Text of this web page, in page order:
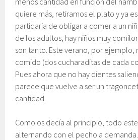
quiere más, retiramos el plato y ya
partidaria de obligar a comer a un
de los adultos, hay niños muy
son tanto. Este verano, por ejemplo,
comido (dos cucharaditas de cada
Pues ahora que no hay dientes
parece que vuelve a ser un
cantidad.
Como os decía al principio, todo
alternando con el pecho a